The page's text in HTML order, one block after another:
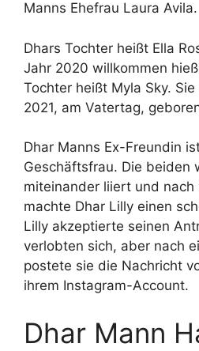
Manns Ehefrau Laura Avila.
Dhars Tochter heißt Ella
Jahr 2020 willkommen
Tochter heißt Myla Sky.
2021, am Vatertag,
Dhar Manns Ex-Freundin
Geschäftsfrau. Die beiden
miteinander liiert und nach
machte Dhar Lilly einen
Lilly akzeptierte seinen
verlobten sich, aber nach
postete sie die Nachricht
ihrem Instagram-Account.
Dhar Mann